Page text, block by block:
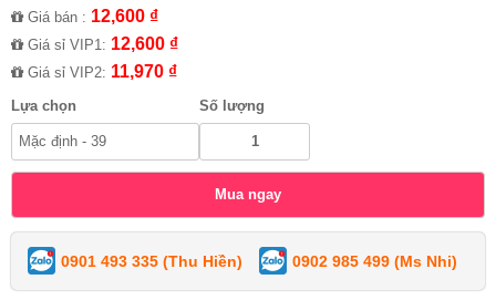
Giá bán : 12,600 ₫
Giá sỉ VIP1: 12,600 ₫
Giá sỉ VIP2: 11,970 ₫
Lựa chọn Số lượng
0901 493 335 (Thu Hiền) 0902 985 499 (Ms Nhi)